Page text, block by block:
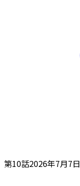
第10話2026年7月7日